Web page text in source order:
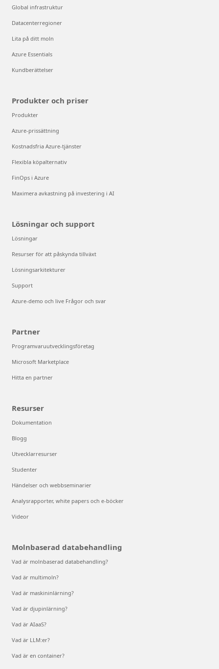
Global infrastruktur
Datacenterregioner
Lita på ditt moln
Azure Essentials
Kundberättelser
Produkter och priser
Produkter
Azure-prissättning
Kostnadsfria Azure-tjänster
Flexibla köpalternativ
FinOps i Azure
Maximera avkastning på investering i AI
Lösningar och support
Lösningar
Resurser för att påskynda tillväxt
Lösningsarkitekturer
Support
Azure-demo och live Frågor och svar
Partner
Programvaruutvecklingsföretag
Microsoft Marketplace
Hitta en partner
Resurser
Dokumentation
Blogg
Utvecklarresurser
Studenter
Händelser och webbseminarier
Analysrapporter, white papers och e-böcker
Videor
Molnbaserad databehandling
Vad är molnbaserad databehandling?
Vad är multimoln?
Vad är maskininlärning?
Vad är djupinlärning?
Vad är AIaaS?
Vad är LLM:er?
Vad är en container?